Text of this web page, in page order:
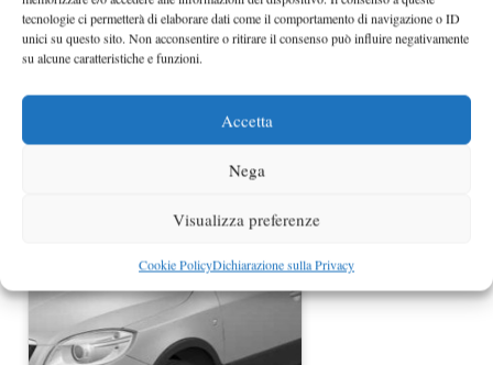
tecnologie ci permetterà di elaborare dati come il comportamento di navigazione o ID
unici su questo sito. Non acconsentire o ritirare il consenso può influire negativamente
su alcune caratteristiche e funzioni.
Accetta
Nega
Visualizza preferenze
Cookie PolicyDichiarazione sulla Privacy
Nuova Skoda Citigo prime immagini